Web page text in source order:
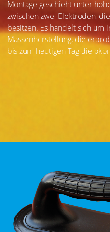
Montage geschieht unter
zwischen zwei Elektroden,
besitzen. Es handelt sich um
Massenherstellung, die
bis zum heutigen Tag die